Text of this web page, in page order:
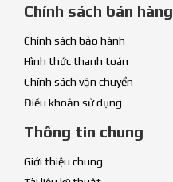
Chính sách bán hàng
Chính sách bảo hành
Hình thức thanh toán
Chính sách vận chuyển
Điều khoản sử dụng
Thông tin chung
Giới thiệu chung